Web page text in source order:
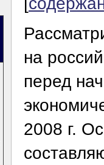
на
перед
2008 г.